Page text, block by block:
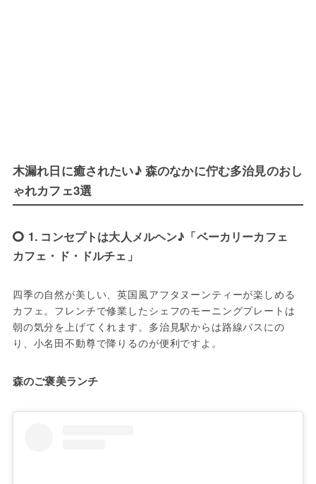
木漏れ日に癒されたい♪ 森のなかに佇む多治見のおし
ゃれカフェ3選
1. コンセプトは大人メルヘン♪「ベーカリーカフェ
カフェ・ド・ドルチェ」
四季の自然が美しい、英国風アフタヌーンティーが楽しめる
カフェ。フレンチで修業したシェフのモーニングプレートは
朝の気分を上げてくれます。多治見駅からは路線バスにの
り、小名田不動尊で降りるのが便利ですよ。
森のご褒美ランチ